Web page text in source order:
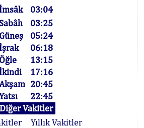
İmsâk
03:04
Sabâh
03:25
Güneş
05:24
İşrak
06:18
Öğle
13:15
İkindi
17:16
20:45
22:45
Diğer Vakitler
Yıllık Vakitler